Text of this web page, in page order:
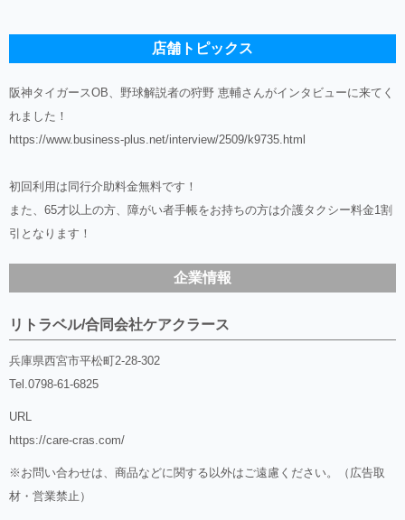
店舗トピックス
阪神タイガースOB、野球解説者の狩野 恵輔さんがインタビューに来てく
れました！
https://www.business-plus.net/interview/2509/k9735.html
初回利用は同行介助料金無料です！
また、65才以上の方、障がい者手帳をお持ちの方は介護タクシー料金1割
引となります！
企業情報
リトラベル/合同会社ケアクラース
兵庫県西宮市平松町2-28-302
Tel.0798-61-6825
URL
https://care-cras.com/
※お問い合わせは、商品などに関する以外はご遠慮ください。（広告取
材・営業禁止）